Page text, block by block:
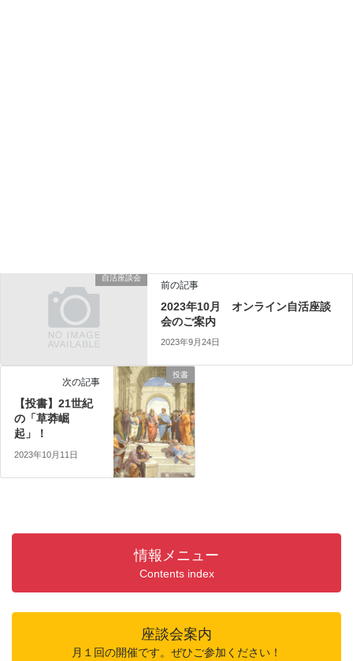
自活座談会
前の記事
2023年10月 オンライン自活座談
会のご案内
2023年9月24日
投書
次の記事
【投書】21世紀
の「草莽崛
起」！
2023年10月11日
情報メニュー
Contents index
座談会案内
月１回の開催です。ぜひご参加ください！